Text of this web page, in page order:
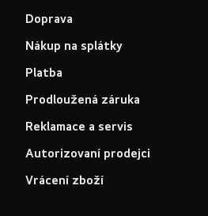
Doprava
Nákup na splátky
Platba
Prodloužená záruka
Reklamace a servis
Autorizovaní prodejci
Vrácení zboží